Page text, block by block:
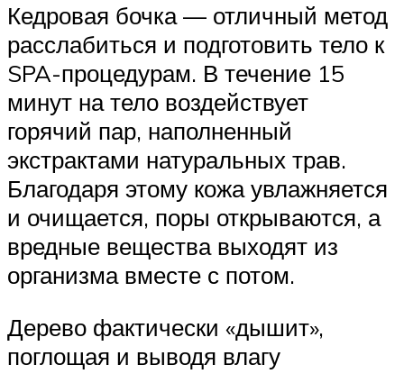
Кедровая бочка — отличный метод
расслабиться и подготовить тело к
SPA-процедурам. В течение 15
минут на тело воздействует
горячий пар, наполненный
экстрактами натуральных трав.
Благодаря этому кожа увлажняется
и очищается, поры открываются, а
вредные вещества выходят из
организма вместе с потом.
Дерево фактически «дышит»,
поглощая и выводя влагу